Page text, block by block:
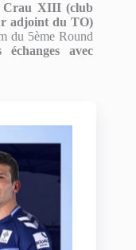
Crau XIII (club
adjoint du TO)
du 5ème Round
échanges avec